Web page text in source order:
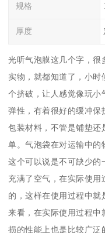
规格
厚度
光听气泡膜这几个字，很
实物，就都知道了，小时
个挤破，让人感觉像玩小
弹性，有着很好的缓冲保
包装材料，不管是铺垫还
单。气泡袋在对运输中的
这个可以说是不可缺少的
充满了空气，在实际使用
的，这样在使用过程中就
来看，在实际使用过程中
损的性能上也是比较广泛